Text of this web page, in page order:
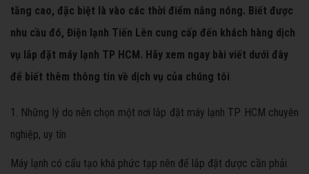
tăng cao, đặc biệt là vào các thời điểm nắng nóng. Biết được
nhu cầu đó, Điện lạnh Tiến Lên cung cấp đến khách hàng dịch
vụ lắp đặt máy lạnh TP HCM. Hãy xem ngay bài viết dưới đây
để biết thêm thông tin về dịch vụ của chúng tôi
1. Những lý do nên chọn một nơi lắp đặt máy lạnh TP HCM chuyên
nghiệp, uy tín
Máy lạnh có cấu tạo khá phức tạp nên để lắp đặt dược cần phải